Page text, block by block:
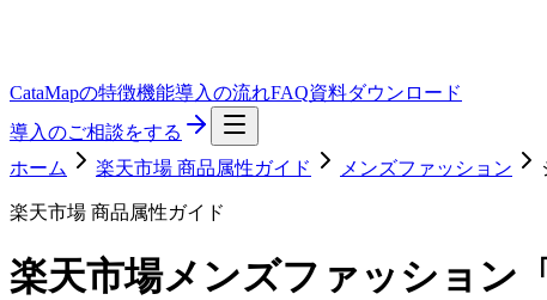
CataMapの特徴機能導入の流れFAQ資料ダウンロード
導入のご相談をする
ホーム
楽天市場 商品属性ガイド メンズファッション
楽天市場 商品属性ガイド
楽天市場メンズファッション